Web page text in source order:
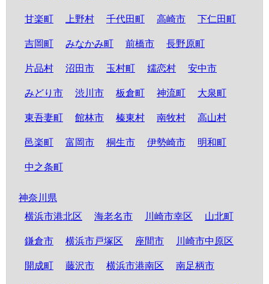
甘楽町 上野村 千代田町 高崎市 下仁田町
吉岡町 みなかみ町 前橋市 長野原町
片品村 沼田市 玉村町 嬬恋村 安中市
みどり市 渋川市 板倉町 神流町 大泉町
東吾妻町 館林市 榛東村 南牧村 高山村
邑楽町 富岡市 桐生市 伊勢崎市 明和町
中之条町
神奈川県
横浜市港北区
海老名市 川崎市幸区 山北町
鎌倉市 横浜市戸塚区 座間市 川崎市中原区
開成町 藤沢市 横浜市港南区 南足柄市